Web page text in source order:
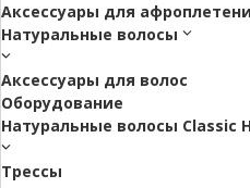
Аксессуары для
Натуральные волосы
Аксессуары для волос
Оборудование
Натуральные волосы Classic
Трессы